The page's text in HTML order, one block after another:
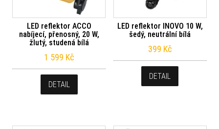
LED reflektor ACCO
nabíjecí, přenosný, 20 W,
žlutý, studená bílá
1 599 Kč
DETAIL
LED reflektor INOVO 10 W,
šedý, neutrální bílá
399 Kč
DETAIL